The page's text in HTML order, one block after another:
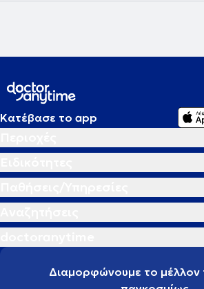
Κατέβασε το app
Διαμορφώνουμε το μέλλον